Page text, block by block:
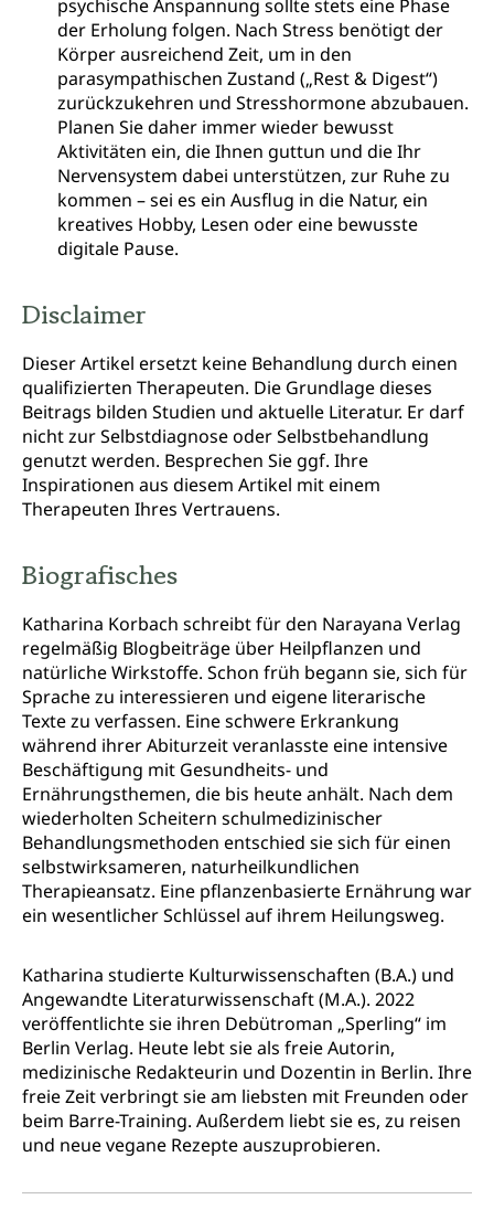
psychische Anspannung sollte stets eine Phase
der Erholung folgen. Nach Stress benötigt der
Körper ausreichend Zeit, um in den
parasympathischen Zustand („Rest & Digest“)
zurückzukehren und Stresshormone abzubauen.
Planen Sie daher immer wieder bewusst
Aktivitäten ein, die Ihnen guttun und die Ihr
Nervensystem dabei unterstützen, zur Ruhe zu
kommen – sei es ein Ausflug in die Natur, ein
kreatives Hobby, Lesen oder eine bewusste
digitale Pause.
Disclaimer
Dieser Artikel ersetzt keine Behandlung durch einen
qualifizierten Therapeuten. Die Grundlage dieses
Beitrags bilden Studien und aktuelle Literatur. Er darf
nicht zur Selbstdiagnose oder Selbstbehandlung
genutzt werden. Besprechen Sie ggf. Ihre
Inspirationen aus diesem Artikel mit einem
Therapeuten Ihres Vertrauens.
Biografisches
Katharina Korbach schreibt für den Narayana Verlag
regelmäßig Blogbeiträge über Heilpflanzen und
natürliche Wirkstoffe. Schon früh begann sie, sich für
Sprache zu interessieren und eigene literarische
Texte zu verfassen. Eine schwere Erkrankung
während ihrer Abiturzeit veranlasste eine intensive
Beschäftigung mit Gesundheits- und
Ernährungsthemen, die bis heute anhält. Nach dem
wiederholten Scheitern schulmedizinischer
Behandlungsmethoden entschied sie sich für einen
selbstwirksameren, naturheilkundlichen
Therapieansatz. Eine pflanzenbasierte Ernährung war
ein wesentlicher Schlüssel auf ihrem Heilungsweg.
Katharina studierte Kulturwissenschaften (B.A.) und
Angewandte Literaturwissenschaft (M.A.). 2022
veröffentlichte sie ihren Debütroman „Sperling“ im
Berlin Verlag. Heute lebt sie als freie Autorin,
medizinische Redakteurin und Dozentin in Berlin. Ihre
freie Zeit verbringt sie am liebsten mit Freunden oder
beim Barre-Training. Außerdem liebt sie es, zu reisen
und neue vegane Rezepte auszuprobieren.